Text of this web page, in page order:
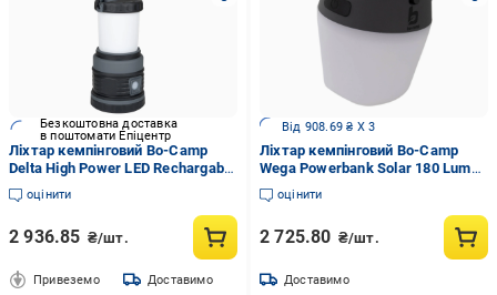
Безкоштовна доставка
в поштомати Епіцентр
Ліхтар кемпінговий Bo-Camp
Delta High Power LED Rechargable
200 Lumen Black/Anthracite
(5818891)
оцінити
2 936.85 ₴/шт.
Привеземо Доставимо
Від 908.69 ₴ X 3
Ліхтар кемпінговий Bo-Camp
Wega Powerbank Solar 180 Lumen
White/Grey/Black (5818735)
оцінити
2 725.80 ₴/шт.
Доставимо